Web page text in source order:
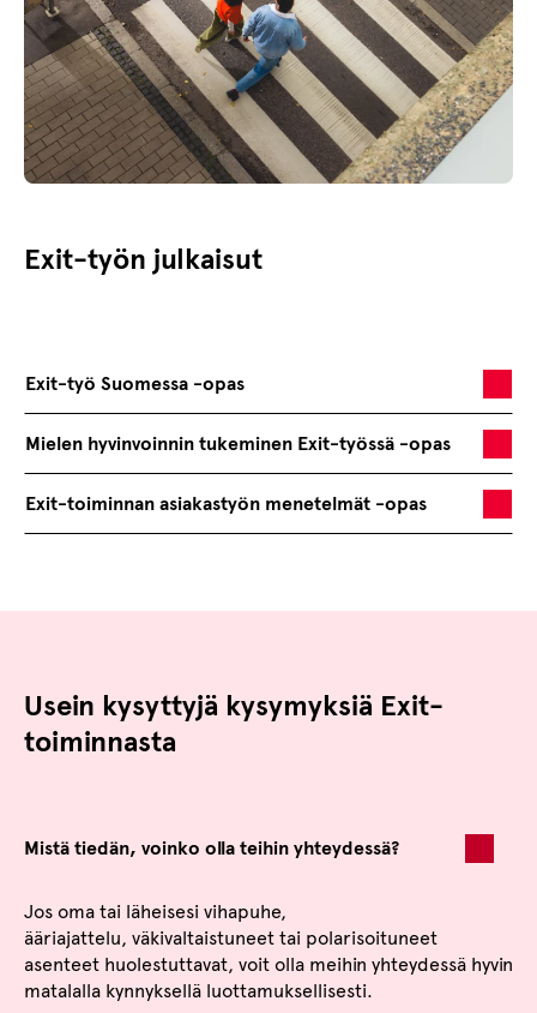
Exit-työn julkaisut
Exit-työ Suomessa -opas
Mielen hyvinvoinnin tukeminen Exit-työssä -opas
Exit-toiminnan asiakastyön menetelmät -opas
Usein kysyttyjä kysymyksiä Exit-
toiminnasta
Mistä tiedän, voinko olla teihin yhteydessä?
Jos oma tai läheisesi vihapuhe,
ääriajattelu, väkivaltaistuneet tai polarisoituneet
asenteet huolestuttavat, voit olla meihin yhteydessä hyvin
matalalla kynnyksellä luottamuksellisesti.